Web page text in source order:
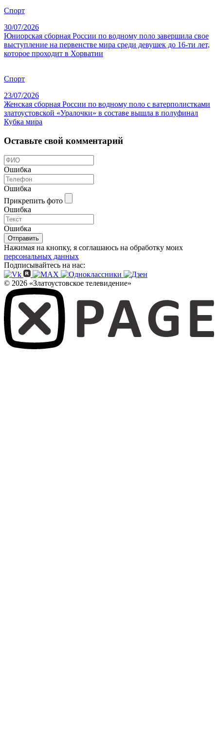
Спорт
30/07/2026
Юниорская сборная России по водному поло завершила свое
выступление на первенстве мира среди девушек до 16-ти лет,
которое проходит в Хорватии
Спорт
23/07/2026
Женская сборная России по водному поло с ватерполистками
златоустовской «Уралочки» в составе вышла в полуфинал
Кубка мира
Оставьте свой комментарий
Ошибка
Ошибка
Прикрепить фото
Ошибка
Ошибка
Отправить
Нажимая на кнопку, я соглашаюсь на обработку моих
персональных данных
Подписывайтесь на нас:
© 2026 «Златоустовское телевидение»